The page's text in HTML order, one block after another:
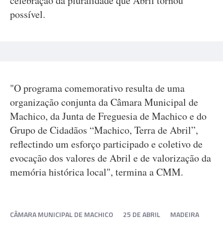
possível.
"O programa comemorativo resulta de uma
organização conjunta da Câmara Municipal de
Machico, da Junta de Freguesia de Machico e do
Grupo de Cidadãos “Machico, Terra de Abril”,
reflectindo um esforço participado e coletivo de
evocação dos valores de Abril e de valorização da
memória histórica local", termina a CMM.
CÂMARA MUNICIPAL DE MACHICO 25 DE ABRIL MADEIRA